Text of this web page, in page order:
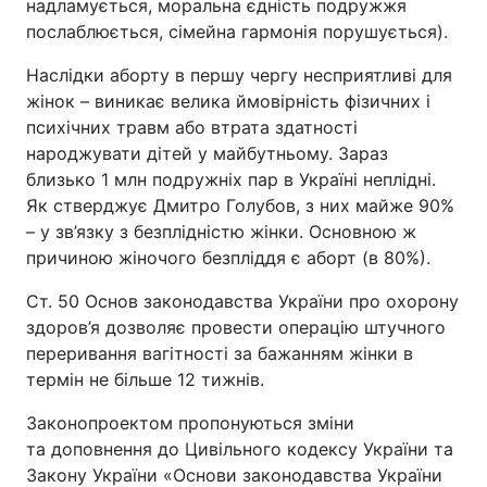
надламується, моральна єдність подружжя
послаблюється, сімейна гармонія порушується).
Наслідки аборту в першу чергу несприятливі для
жінок – виникає велика ймовірність фізичних і
психічних травм або втрата здатності
народжувати дітей у майбутньому. Зараз
близько 1 млн подружніх пар в Україні неплідні.
Як стверджує Дмитро Голубов, з них майже 90%
– у зв’язку з безплідністю жінки. Основною ж
причиною жіночого безпліддя є аборт (в 80%).
Ст. 50 Основ законодавства України про охорону
здоров’я дозволяє провести операцію штучного
переривання вагітності за бажанням жінки в
термін не більше 12 тижнів.
Законопроектом пропонуються зміни
та доповнення до Цивільного кодексу України та
Закону України «Основи законодавства України